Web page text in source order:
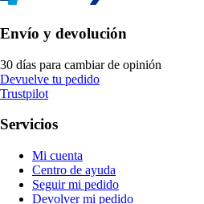
Envío y devolución
30 días para cambiar de opinión
Devuelve tu pedido
Trustpilot
Servicios
Mi cuenta
Centro de ayuda
Seguir mi pedido
Devolver mi pedido